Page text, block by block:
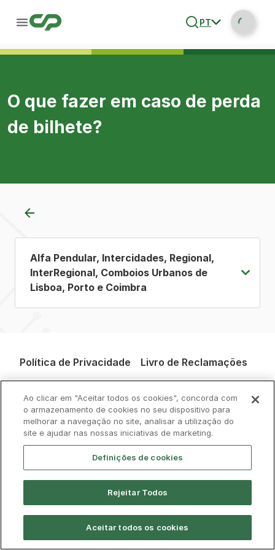
PT
O que fazer em caso de perda
de bilhete?
Alfa Pendular, Intercidades, Regional,
InterRegional, Comboios Urbanos de
Lisboa, Porto e Coimbra
Política de Privacidade Livro de Reclamações
Contactos
© CP 2026, Todos os direitos reservados
Ao clicar em "Aceitar todos os cookies", concorda com
o armazenamento de cookies no seu dispositivo para
melhorar a navegação no site, analisar a utilização do
site e ajudar nas nossas iniciativas de marketing.
Definições de cookies
Rejeitar Todos
Aceitar todos os cookies